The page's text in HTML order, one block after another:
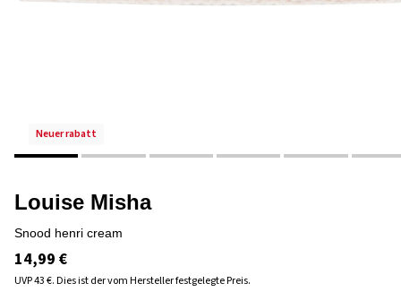
neuer rabatt
Louise Misha
snood henri cream
14,99 €
UVP43 €.Dies ist der vom Hersteller festgelegte Preis.